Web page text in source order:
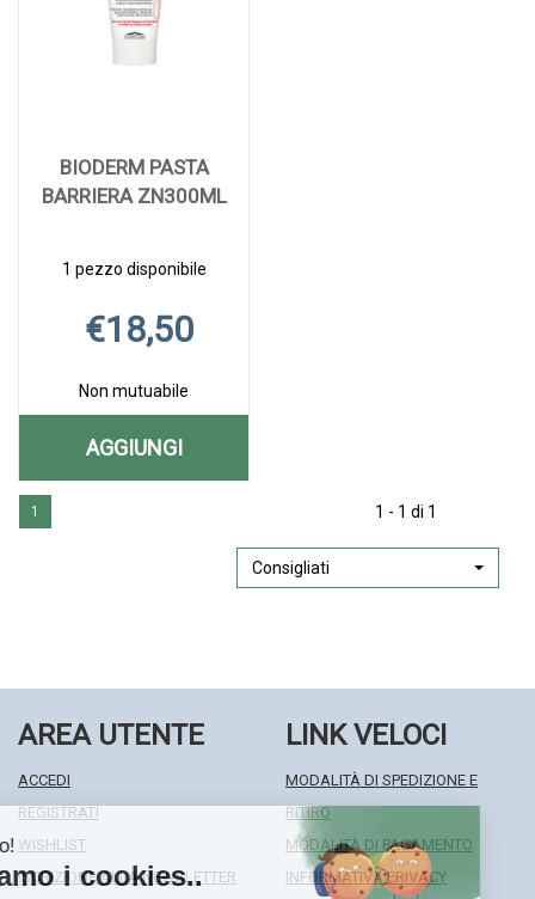
BIODERM PASTA
BARRIERA ZN300ML
1 pezzo disponibile
€18,50
Non mutuabile
AGGIUNGI
AGGIUNGI BIODERM
BARRIERA
ZN300ML AL
1 1 - 1 di 1
Consigliati
AREA UTENTE
ACCEDI
REGISTRATI
WISHLIST
ISCRIZIONE ALLA NEWSLETTER
LINK VELOCI
MODALITÀ DI SPEDIZIONE E
RITIRO
MODALITÀ DI PAGAMENTO
INFORMATIVA PRIVACY